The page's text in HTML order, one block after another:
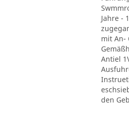
Jahre -
mit An-
Antiel
den